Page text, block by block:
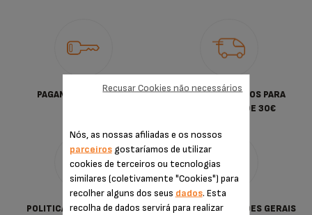
PAGAMENTO SEGURO
PORTES GRATUITOS PARA
COMPRAS DESDE 30€
POLITICA DE PRIVACIDADE
TERMOS & CONDIÇÕES GERAIS
Nós, as nossas afiliadas e os nossos
parceirosgostaríamos de utilizar
cookies de terceiros ou tecnologias
similares (coletivamente "Cookies") para
recolher alguns dos seus dados. Esta
recolha de dados servirá para realizar
Recusar Cookies não necessários